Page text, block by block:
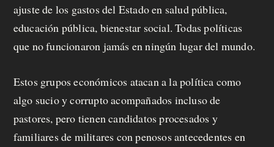
ajuste de los gastos del Estado en salud pública,
educación pública, bienestar social. Todas políticas
que no funcionaron jamás en ningún lugar del mundo.
Estos grupos económicos atacan a la política como
algo sucio y corrupto acompañados incluso de
pastores, pero tienen candidatos procesados y
familiares de militares con penosos antecedentes en